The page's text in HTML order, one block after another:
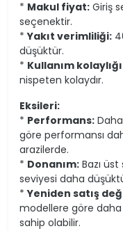
* Makul fiyat: Giriş
seçenektir.
*Yakıt verimliliği:
düşüktür.
* Kullanım
nispeten kolaydır.
Eksileri:
* Performans:
göre performansı
arazilerde.
* Donanım: Bazı
seviyesi daha
*Yeniden satış
modellere göre daha
sahip olabilir.